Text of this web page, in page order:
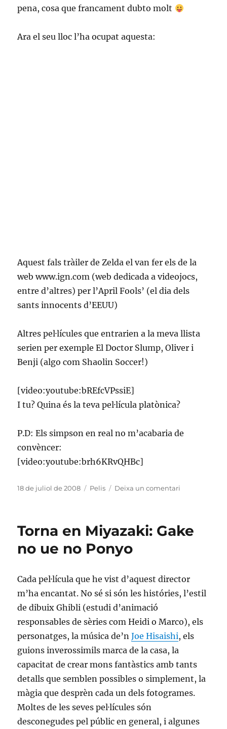
pena, cosa que francament dubto molt
Ara el seu lloc l’ha ocupat aquesta:
Aquest fals tràiler de Zelda el van fer els de la
web www.ign.com (web dedicada a videojocs,
entre d’altres) per l’April Fools’ (el dia dels
sants innocents d’EEUU)
Altres pel·lícules que entrarien a la meva llista
serien per exemple El Doctor Slump, Oliver i
Benji (algo com Shaolin Soccer!)
[video:youtube:bREfcVPssiE]
I tu? Quina és la teva pel·lícula platònica?
P.D: Els simpson en real no m’acabaria de
convèncer:
[video:youtube:brh6KRvQHBc]
Publicat
18 de juliol de 2008 Categories
Pelis Deixa un comentari
Torna en Miyazaki: Gake
no ue no Ponyo
Cada pel·lícula que he vist d’aquest director
m’ha encantat. No sé si són les históries, l’estil
de dibuix Ghibli (estudi d’animació
responsables de sèries com Heidi o Marco), els
personatges, la música de’nJoe Hisaishi, els
guions inverossimils marca de la casa, la
capacitat de crear mons fantàstics amb tants
detalls que semblen possibles o simplement, la
màgia que desprèn cada un dels fotogrames.
Moltes de les seves pel·lícules són
desconegudes pel públic en general, i algunes